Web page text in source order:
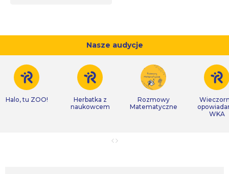
Nasze audycje
Halo, tu ZOO!
Herbatka z
naukowcem
Rozmowy
Matematyczne
WKA